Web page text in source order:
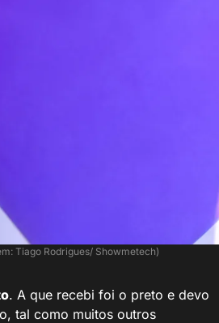
Tiago Rodrigues/ Showmetech)
. A que recebi foi o preto e devo
tal como muitos outros